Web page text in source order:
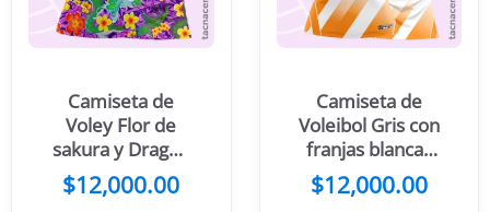
Camiseta de
Voley Flor de
sakura y Dragón
Negro con
Fucsia
$12,000.00
Camiseta de
Voleibol Gris con
franjas blancas
verticales
$12,000.00